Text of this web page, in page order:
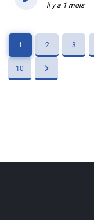
il y a 1 mois
1 2 3
10